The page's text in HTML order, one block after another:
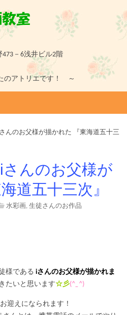
473－6浅井ビル2階
アトリエです！ ～
んのお父様が描かれた 『東海道五十三
iさんのお父様が
道五十三次』
水彩画, 生徒さんのお作品
様である iさんのお父様が描かれま
たいと思います☆彡(^_^)
迎えになられます！